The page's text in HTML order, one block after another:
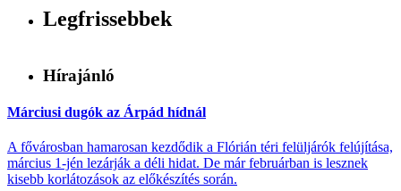
Legfrissebbek
Hírajánló
Márciusi dugók az Árpád hídnál
A fővárosban hamarosan kezdődik a Flórián téri felüljárók felújítása,
március 1-jén lezárják a déli hidat. De már februárban is lesznek
kisebb korlátozások az előkészítés során.